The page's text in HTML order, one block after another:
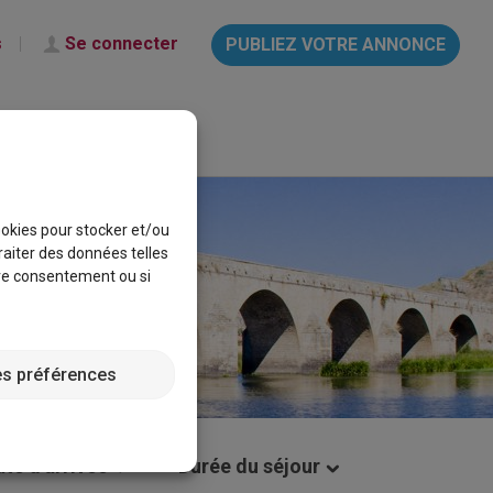
Se connecter PUBLIEZ VOTRE ANNONCE
Durée du séjour
pour stocker et/ou
des données telles
consentement ou si
préférences